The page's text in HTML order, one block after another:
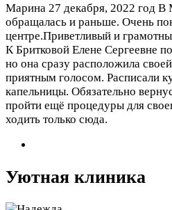
Марина 27 декабря, 2022 год В
обращалась и раньше. Очень
центре.Приветливый и
К Бритковой Елене Сергеевне
но она сразу расположила
приятным голосом. Расписали
капельницы. Обязательно
пройти ещё процедуры для
ходить только сюда.
Уютная клиника